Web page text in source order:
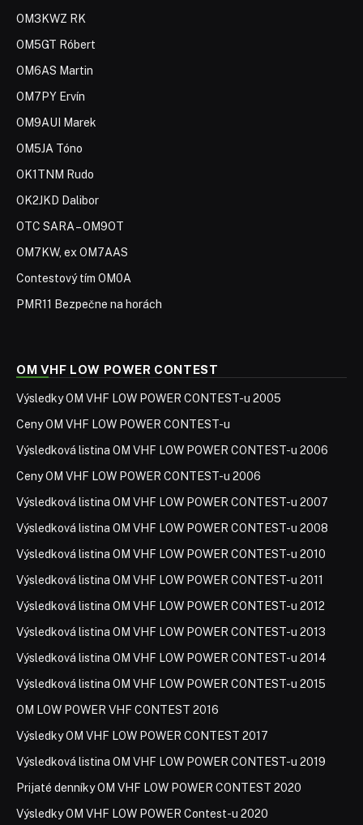
OM3KWZ RK
OM5GT Róbert
OM6AS Martin
OM7PY Ervín
OM9AUI Marek
OM5JA Tóno
OK1TNM Rudo
OK2JKD Dalibor
OTC SARA – OM9OT
OM7KW, ex OM7AAS
Contestový tím OM0A
PMR11 Bezpečne na horách
OM VHF LOW POWER CONTEST
Výsledky OM VHF LOW POWER CONTEST-u 2005
Ceny OM VHF LOW POWER CONTEST-u
Výsledková listina OM VHF LOW POWER CONTEST-u 2006
Ceny OM VHF LOW POWER CONTEST-u 2006
Výsledková listina OM VHF LOW POWER CONTEST-u 2007
Výsledková listina OM VHF LOW POWER CONTEST-u 2008
Výsledková listina OM VHF LOW POWER CONTEST-u 2010
Výsledková listina OM VHF LOW POWER CONTEST-u 2011
Výsledková listina OM VHF LOW POWER CONTEST-u 2012
Výsledková listina OM VHF LOW POWER CONTEST-u 2013
Výsledková listina OM VHF LOW POWER CONTEST-u 2014
Výsledková listina OM VHF LOW POWER CONTEST-u 2015
OM LOW POWER VHF CONTEST 2016
Výsledky OM VHF LOW POWER CONTEST 2017
Výsledková listina OM VHF LOW POWER CONTEST-u 2019
Prijaté denníky OM VHF LOW POWER CONTEST 2020
Výsledky OM VHF LOW POWER Contest-u 2020